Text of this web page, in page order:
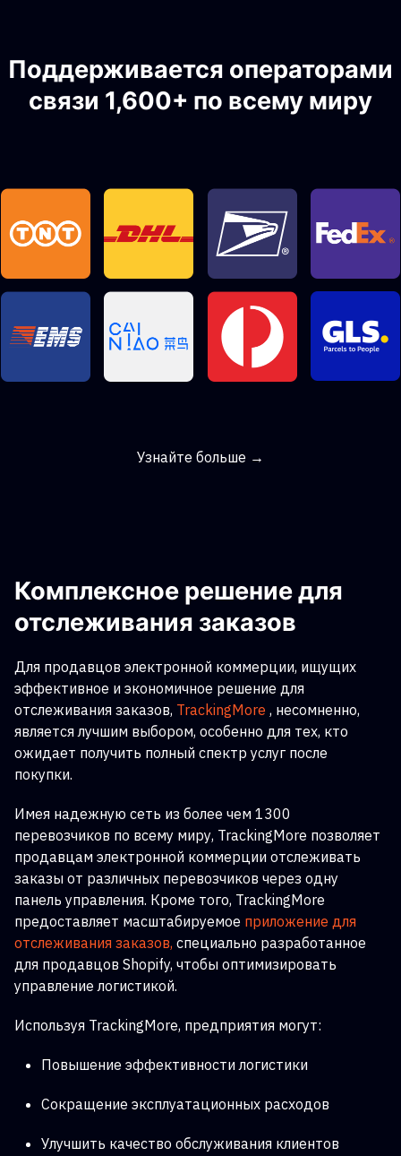
Поддерживается операторами
связи 1,600+ по всему миру
Узнайте больше →
Комплексное решение для
отслеживания заказов
Для продавцов электронной коммерции, ищущих
эффективное и экономичное решение для
отслеживания заказов, TrackingMore , несомненно,
является лучшим выбором, особенно для тех, кто
ожидает получить полный спектр услуг после
покупки.
Имея надежную сеть из более чем 1300
перевозчиков по всему миру, TrackingMore позволяет
продавцам электронной коммерции отслеживать
заказы от различных перевозчиков через одну
панель управления. Кроме того, TrackingMore
предоставляет масштабируемое приложение для
отслеживания заказов, специально разработанное
для продавцов Shopify, чтобы оптимизировать
управление логистикой.
Используя TrackingMore, предприятия могут:
Повышение эффективности логистики
Сокращение эксплуатационных расходов
Улучшить качество обслуживания клиентов